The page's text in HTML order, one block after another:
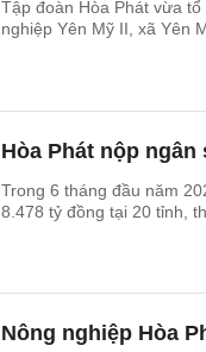
Tập đoàn Hòa Phát vừa
nghiệp Yên Mỹ II, xã Yên
Hòa Phát nộp
Trong 6 tháng đầu năm
8.478 tỷ đồng tại 20 tỉnh,
Nông nghiệp Hòa